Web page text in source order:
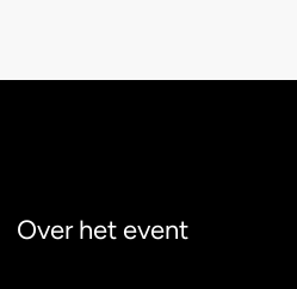
Over het event